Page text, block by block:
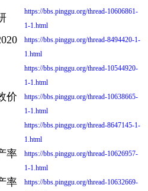
https://bbs.pinggu.org/thread-10606861-
1-1.html
https://bbs.pinggu.org/thread-8494420-1-
1.html
https://bbs.pinggu.org/thread-10544920-
1-1.html
价
https://bbs.pinggu.org/thread-10638665-
1-1.html
https://bbs.pinggu.org/thread-8647145-1-
1.html
率
https://bbs.pinggu.org/thread-10626957-
1-1.html
率
https://bbs.pinggu.org/thread-10632669-